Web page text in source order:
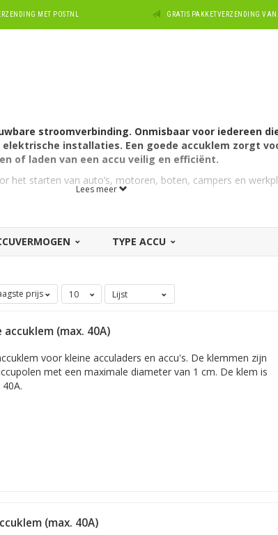
MET POSTNL GRATIS PAKKETVERZENDING
stroomverbinding. Onmisbaar voor iedereen
installaties. Een goede accuklem zorgt
of laden van een accu veilig en efficiënt.
het starten van auto’s, motoren, boten, campers en
van de accu. Zonder stevige accuklemmen is er kans op
stroomsterktes, zoals bij het starten van een auto of
basisproduct. De accuklemmen die te koop zijn in deze
eenvoudig in gebruik.
verkopen geïsoleerde krokodillenklemmen die extra veilig
Lees meer
TYPE ACCU
prijs
accuklem (max. 40A)
voor kleine acculaders en accu's. De klemmen zijn
met een maximale diameter van 1 cm. De klem is
(max. 40A)